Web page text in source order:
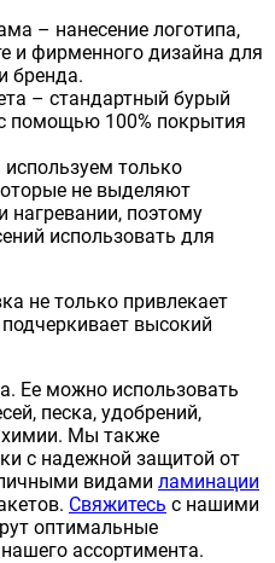
– нанесение логотипа,
и фирменного дизайна для
бренда.
– стандартный бурый
помощью 100% покрытия
только
не выделяют
нагревании, поэтому
использовать для
не только привлекает
высокий
Ее можно использовать
песка, удобрений,
химии. Мы также
с надежной защитой от
видами ламинации
Свяжитесь с нашими
оптимальные
ассортимента.